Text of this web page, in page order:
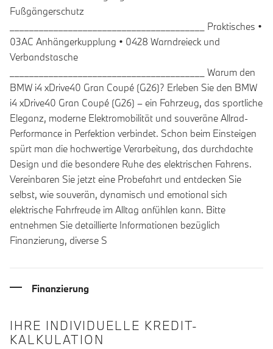
Fußgängerschutz
________________________________________ Praktisches •
03AC Anhängerkupplung • 0428 Warndreieck und
Verbandstasche
________________________________________ Warum den
BMW i4 xDrive40 Gran Coupé (G26)? Erleben Sie den BMW
i4 xDrive40 Gran Coupé (G26) – ein Fahrzeug, das sportliche
Eleganz, moderne Elektromobilität und souveräne Allrad-
Performance in Perfektion verbindet. Schon beim Einsteigen
spürt man die hochwertige Verarbeitung, das durchdachte
Design und die besondere Ruhe des elektrischen Fahrens.
Vereinbaren Sie jetzt eine Probefahrt und entdecken Sie
selbst, wie souverän, dynamisch und emotional sich
elektrische Fahrfreude im Alltag anfühlen kann. Bitte
entnehmen Sie detaillierte Informationen bezüglich
Finanzierung, diverse S
Finanzierung
IHRE INDIVIDUELLE KREDIT-
KALKULATION